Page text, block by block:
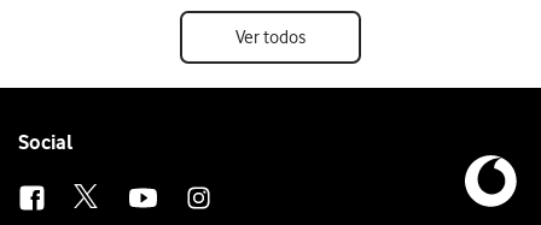
Ver todos
Follow
Social